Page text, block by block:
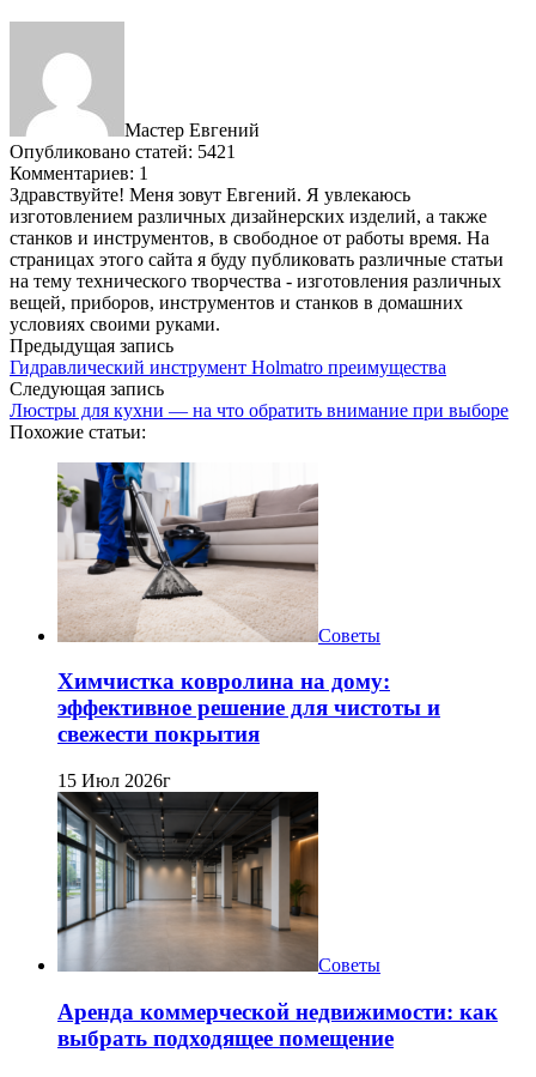
Мастер Евгений
Опубликовано статей: 5421
Комментариев: 1
Здравствуйте! Меня зовут Евгений. Я увлекаюсь
изготовлением различных дизайнерских изделий, а также
станков и инструментов, в свободное от работы время. На
страницах этого сайта я буду публиковать различные статьи
на тему технического творчества - изготовления различных
вещей, приборов, инструментов и станков в домашних
условиях своими руками.
Предыдущая запись
Гидравлический инструмент Holmatro преимущества
Следующая запись
Люстры для кухни — на что обратить внимание при выборе
Похожие статьи:
Советы
Химчистка ковролина на дому:
эффективное решение для чистоты и
свежести покрытия
15 Июл 2026г
Советы
Аренда коммерческой недвижимости: как
выбрать подходящее помещение